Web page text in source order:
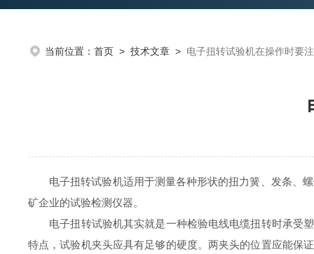
当前位置： 首页 > 技术文章 > 电子扭转试验机在操作时要
电子扭转试验机适用于测量各种形状的扭力簧、发条、螺
矿企业的试验检测仪器。
电子扭转试验机其实就是一种检验电线电缆扭转时承受塑
特点，试验机夹头应具有足够的硬度。两夹头的位置应能保